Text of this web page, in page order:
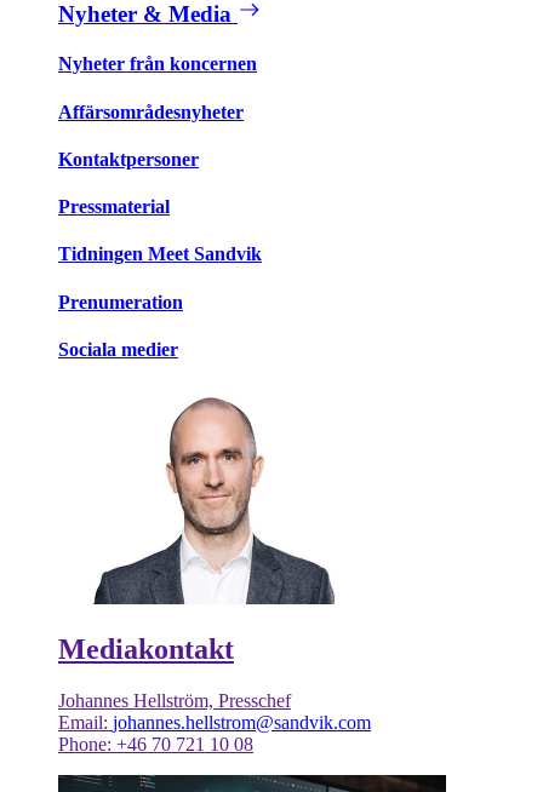
Nyheter & Media
Nyheter från koncernen
Affärsområdesnyheter
Kontaktpersoner
Pressmaterial
Tidningen Meet Sandvik
Prenumeration
Sociala medier
Mediakontakt
Johannes Hellström, Presschef
Email: johannes.hellstrom@sandvik.com
Phone: +46 70 721 10 08